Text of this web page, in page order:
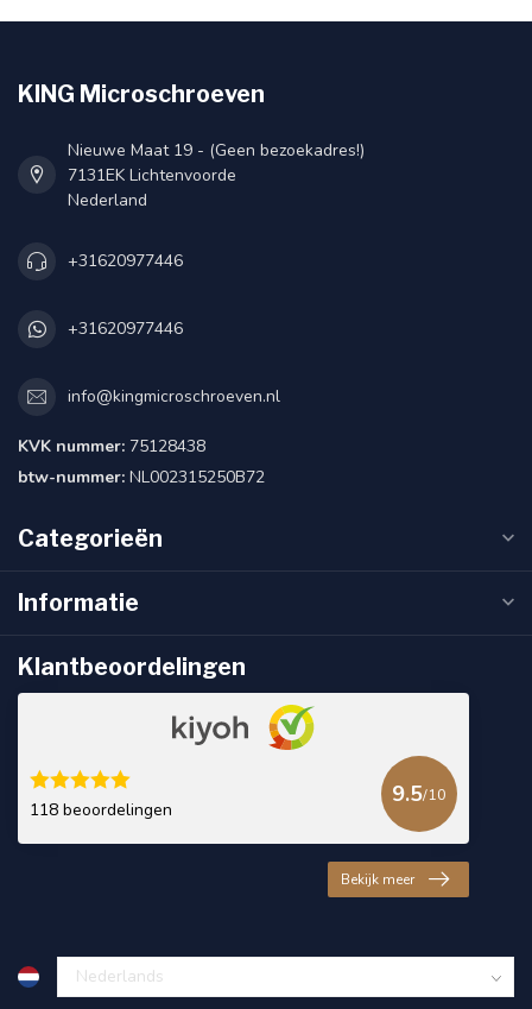
KING Microschroeven
Nieuwe Maat 19 - (Geen bezoekadres!)
7131EK Lichtenvoorde
Nederland
+31620977446
+31620977446
info@kingmicroschroeven.nl
KVK nummer: 75128438
btw-nummer: NL002315250B72
Categorieën
Informatie
Klantbeoordelingen
118 beoordelingen
9.5/10
Bekijk meer